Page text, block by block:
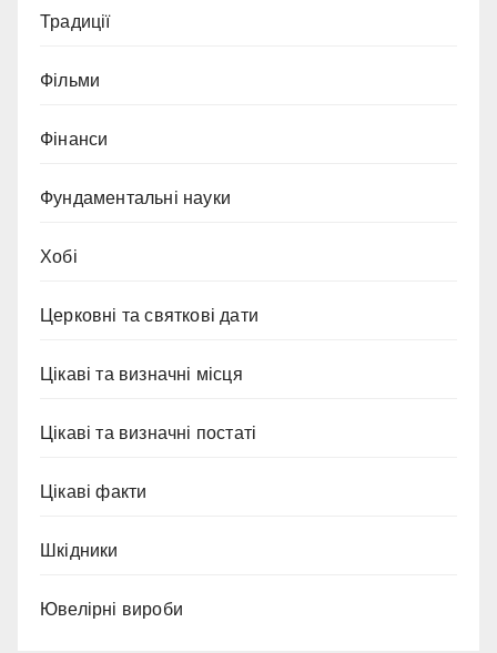
Традиції
Фільми
Фінанси
Фундаментальні науки
Хобі
Церковні та святкові дати
Цікаві та визначні місця
Цікаві та визначні постаті
Цікаві факти
Шкідники
Ювелірні вироби